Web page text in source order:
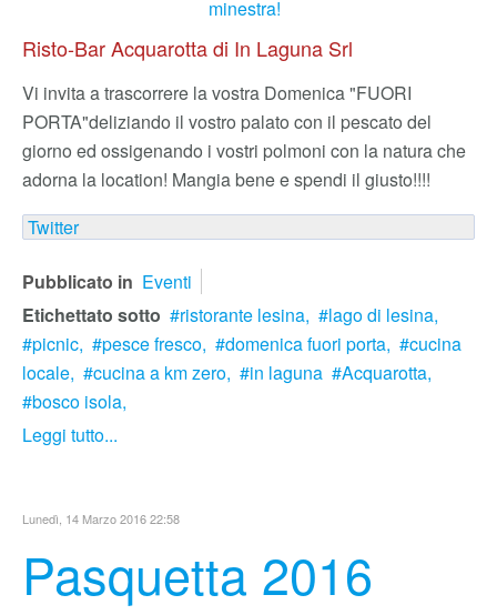
Risto-Bar Acquarotta di In Laguna Srl
Vi invita a trascorrere la vostra Domenica "FUORI
PORTA"deliziando il vostro palato con il pescato del
giorno ed ossigenando i vostri polmoni con la natura che
adorna la location! Mangia bene e spendi il giusto!!!!
Twitter
Pubblicato in Eventi
Etichettato sotto
ristorante lesina,
lago di lesina,
picnic,
pesce fresco, domenica fuori porta,
cucina
locale,
cucina a km zero, in laguna
Acquarotta,
bosco isola,
Leggi tutto...
Lunedì, 14 Marzo 2016 22:58
Pasquetta 2016